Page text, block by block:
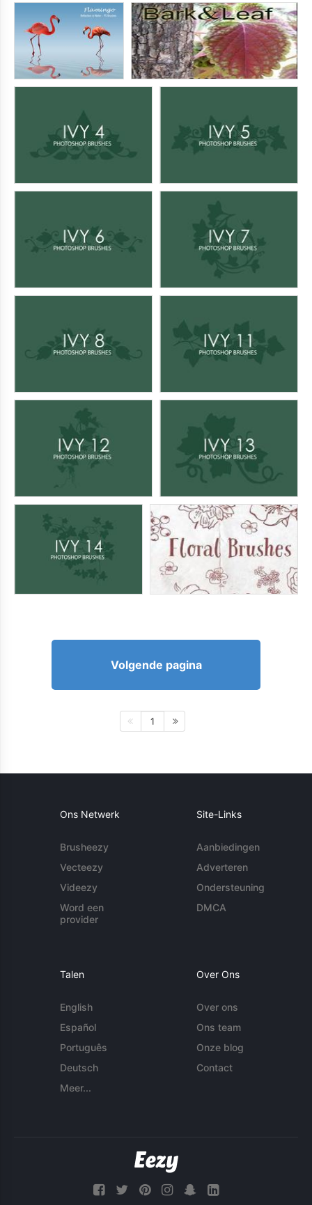
Volgende pagina
1
Ons Netwerk
Brusheezy
Vecteezy
Videezy
Word een
provider
Site-Links
Aanbiedingen
Adverteren
Ondersteuning
DMCA
Talen
English
Español
Português
Deutsch
Meer...
Over Ons
Over ons
Ons team
Onze blog
Contact